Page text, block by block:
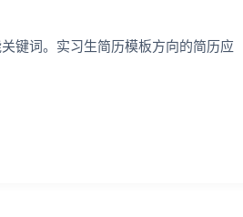
键词。实习生简历模板方向的简历应